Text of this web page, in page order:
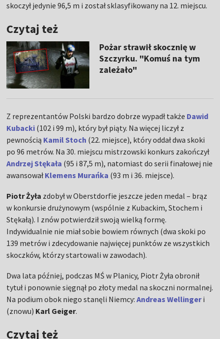
skoczył jedynie 96,5 m i został sklasyfikowany na 12. miejscu.
Czytaj też
Pożar strawił skocznię w
Szczyrku. "Komuś na tym
zależało"
Z reprezentantów Polski bardzo dobrze wypadł także Dawid
Kubacki (102 i 99 m), który był piąty. Na więcej liczył z
pewnością Kamil Stoch (22. miejsce), który oddał dwa skoki
po 96 metrów. Na 30. miejscu mistrzowski konkurs zakończył
Andrzej Stękała (95 i 87,5 m), natomiast do serii finałowej nie
awansowałKlemens Murańka (93 m i 36. miejsce).
Piotr Żyła zdobył w Oberstdorfie jeszcze jeden medal – brąz
w konkursie drużynowym (wspólnie z Kubackim, Stochem i
Stękałą). I znów potwierdził swoją wielką formę.
Indywidualnie nie miał sobie bowiem równych (dwa skoki po
139 metrów i zdecydowanie najwięcej punktów ze wszystkich
skoczków, którzy startowali w zawodach).
Dwa lata później, podczas MŚ w Planicy, Piotr Żyła obronił
tytuł i ponownie sięgnął po złoty medal na skoczni normalnej.
Na podium obok niego stanęli Niemcy:Andreas Wellingeri
(znowu) Karl Geiger.
Czytaj też